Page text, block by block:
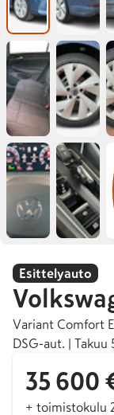
Esittelyauto
Variant Comfort
DSG-aut. | Takuu
35 600
+ toimistokulu